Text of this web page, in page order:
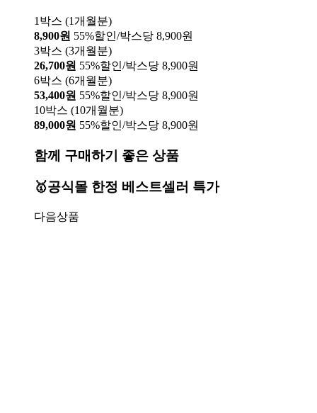
1박스 (1개월분)
8,900원 55%할인/박스당 8,900원
3박스 (3개월분)
26,700원 55%할인/박스당 8,900원
6박스 (6개월분)
53,400원 55%할인/박스당 8,900원
10박스 (10개월분)
89,000원 55%할인/박스당 8,900원
함께 구매하기 좋은 상품
🥇공식몰 한정 베스트셀러 특가
다음상품